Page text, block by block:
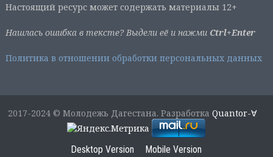
Настоящий ресурс может содержать материалы 12+
Нашлась ошибка в тексте? Выдели её и нажми Ctrl+Enter
Политика в отношении обработки персональных данных
2017-2024 © Молодежь Дагестана. РазработкаQuantor-∀
Desktop Version Mobile Version